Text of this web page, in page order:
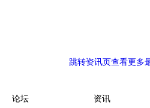
跳转资讯页查看更多
论坛
资讯